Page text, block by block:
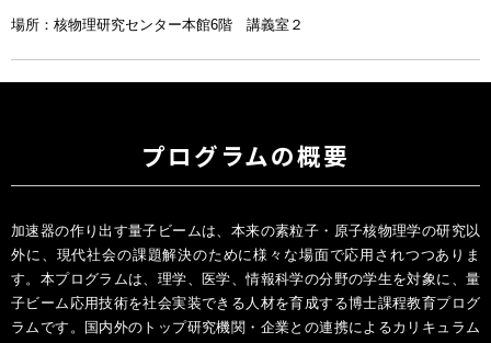
場所：核物理研究センター本館6階 講義室２
プログラムの概要
加速器の作り出す量子ビームは、本来の素粒子・原子核物理学の研究以
外に、現代社会の課題解決のために様々な場面で応用されつつありま
す。本プログラムは、理学、医学、情報科学の分野の学生を対象に、量
子ビーム応用技術を社会実装できる人材を育成する博士課程教育プログ
ラムです。国内外のトップ研究機関・企業との連携によるカリキュラム